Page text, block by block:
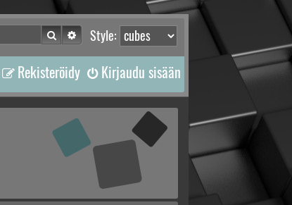
Style:
Etsi Tarkennettu haku
Kirjaudu sisään
Rekisteröidy